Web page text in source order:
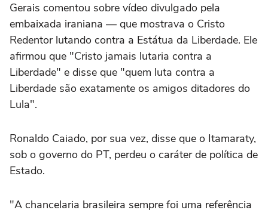
Gerais comentou sobre vídeo divulgado pela
embaixada iraniana — que mostrava o Cristo
Redentor lutando contra a Estátua da Liberdade. Ele
afirmou que "Cristo jamais lutaria contra a
Liberdade" e disse que "quem luta contra a
Liberdade são exatamente os amigos ditadores do
Lula".
Ronaldo Caiado, por sua vez, disse que o Itamaraty,
sob o governo do PT, perdeu o caráter de política de
Estado.
"A chancelaria brasileira sempre foi uma referência